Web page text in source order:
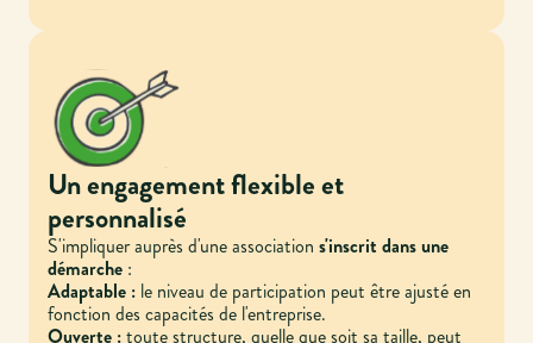
Un engagement flexible et
personnalisé
S'impliquer auprès d'une associations'inscrit dans une
démarche :
Adaptable : le niveau de participation peut être ajusté en
fonction des capacités de l'entreprise.
Ouverte :toute structure, quelle que soit sa taille, peut